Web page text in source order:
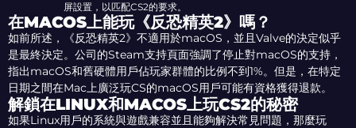
屏設置，以匹配CS2的要求。
在MACOS上能玩《反恐精英2》嗎？
如前所述，《反恐精英2》不適用於macOS，並且Valve的決定似乎
是最終決定。公司的Steam支持頁面強調了停止對macOS的支持，
指出macOS和舊硬體用戶佔玩家群體的比例不到1%。但是，在特定
日期之間在Mac上廣泛玩CS的macOS用戶可能有資格獲得退款。
解鎖在LINUX和MACOS上玩CS2的秘密
如果Linux用戶的系統與遊戲兼容並且能夠解決常見問題，那麼玩